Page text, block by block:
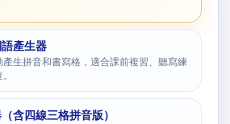
產生器
生拼音和書寫格，適合課前複習、聽寫練
含四線三格拼音版）